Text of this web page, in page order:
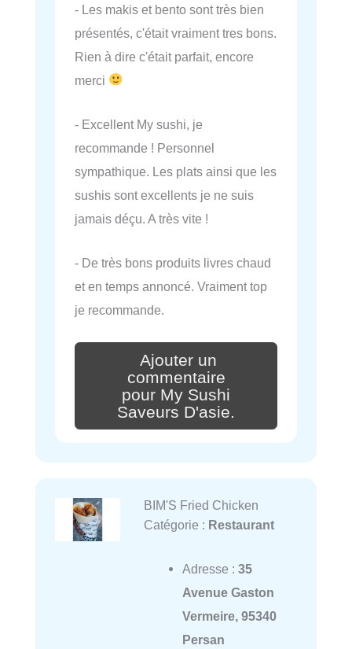
- Les makis et bento sont très bien
présentés, c'était vraiment tres bons.
Rien à dire c'était parfait, encore
merci
- Excellent My sushi, je
recommande ! Personnel
sympathique. Les plats ainsi que les
sushis sont excellents je ne suis
jamais déçu. A très vite !
- De très bons produits livres chaud
et en temps annoncé. Vraiment top
je recommande.
Ajouter un
commentaire
pour My Sushi
Saveurs D'asie.
BIM'S Fried Chicken
Catégorie : Restaurant
Adresse : 35
Avenue Gaston
Vermeire, 95340
Persan